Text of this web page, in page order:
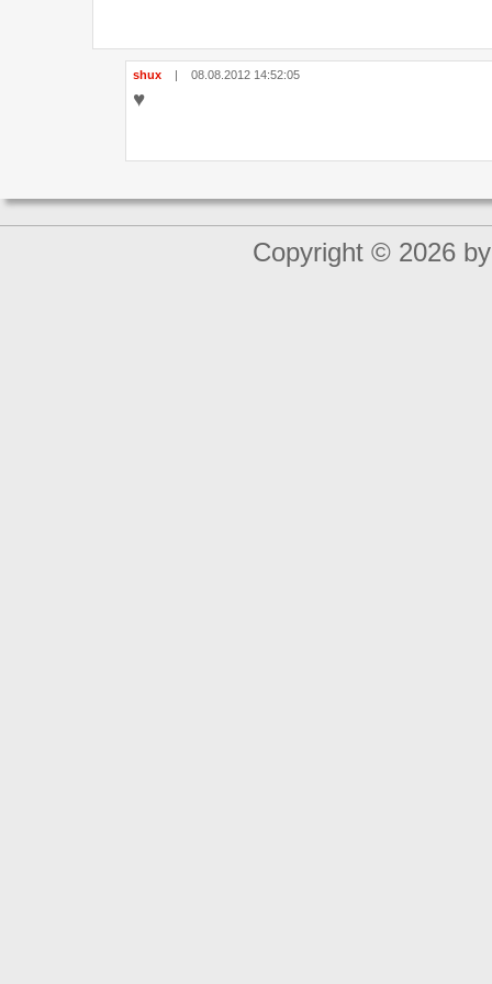
shux | 08.08.2012 14:52:05
♥
Copyright © 2026